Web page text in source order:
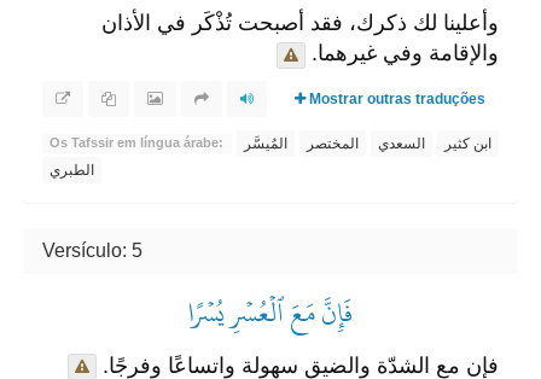
وأعلينا لك ذكرك، فقد أصبحت تُذْكَر في الأذان
والإقامة وفي غيرهما.
Mostrar outras traduções
Os Tafssir em língua árabe: المُيسَّر المختصر السعدي
ابن كثير
الطبري
Versículo: 5
فَإِنَّ مَعَ ٱلۡعُسۡرِ يُسۡرًا
فإن مع الشدّة والضيق سهولة واتساعًا وفرجًا.